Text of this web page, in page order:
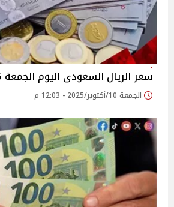
سعر الريال السعودى اليوم الجمعة 10/10/2025
الجمعة 10/أكتوبر/2025 - 12:03 م